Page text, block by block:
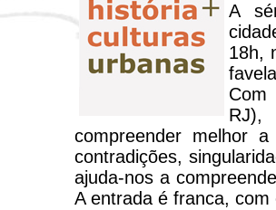
A
18h,
Com
compreender melhor
contradições,
ajuda-nos a
A entrada é franca,